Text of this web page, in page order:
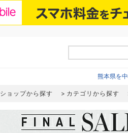
熊本県を
ショップから探す カテゴリから探す